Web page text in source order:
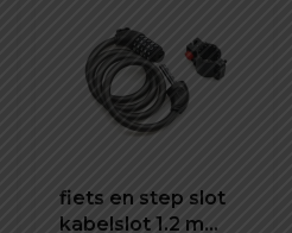
fiets en step slot
kabelslot 1.2 m